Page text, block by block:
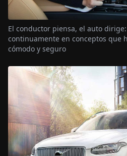
El conductor piensa, el auto
continuamente en conceptos que
cómodo y seguro